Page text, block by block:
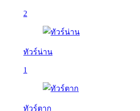
2
ทัวร์น่าน
1
ทัวร์ตาก